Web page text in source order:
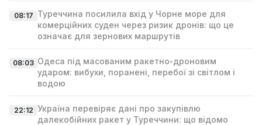
08:17 Туреччина посилила вхід у Чорне море для
комерційних суден через ризик дронів: що це
означає для зернових маршрутів
08:03 Одеса під масованим ракетно‑дроновим
ударом: вибухи, поранені, перебої зі світлом і
водою
22:12 Україна перевіряє дані про закупівлю
далекобійних ракет у Туреччини: що відомо